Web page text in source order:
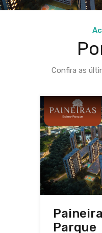
Confira as
Parque